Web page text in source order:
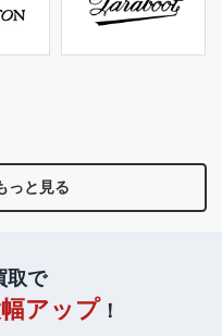
っと見る
取で
アップ！